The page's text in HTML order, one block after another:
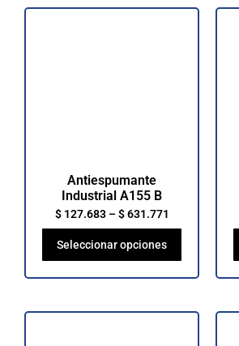
Antiespumante
Industrial A155 B
$127.683–$631.771
Seleccionar opciones